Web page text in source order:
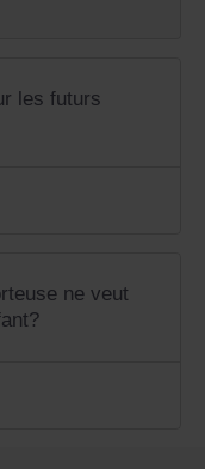
les futurs
ne veut